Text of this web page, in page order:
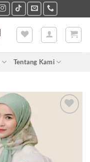
Tentang Kami